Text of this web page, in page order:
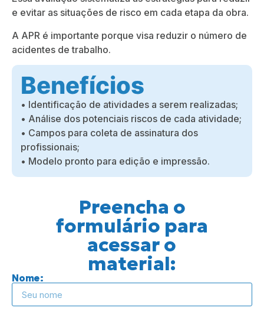
e evitar as situações de risco em cada etapa da obra.
A APR é importante porque visa reduzir o número de
acidentes de trabalho.
Benefícios
• Identificação de atividades a serem realizadas;
• Análise dos potenciais riscos de cada atividade;
• Campos para coleta de assinatura dos
profissionais;
• Modelo pronto para edição e impressão.
Preencha o
formulário para
acessar o
material:
Nome: